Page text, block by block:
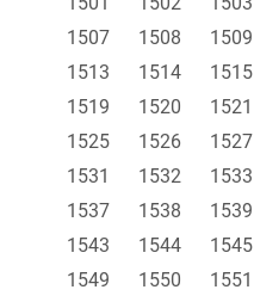
1507
1508 1509
1513
1514 1515
1519
1520 1521
1525
1526 1527
1531
1532 1533
1537
1538 1539
1543
1544 1545
1549
1550 1551